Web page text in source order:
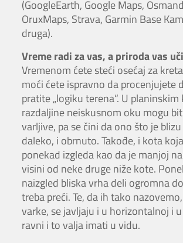
(GoogleEarth, Google Maps,
OruxMaps, Strava, Garmin Base
druga).
Vreme radi za vas, a priroda vas uči
Vremenom ćete steći osećaj za
moći ćete ispravno da procenjujete
pratite „logiku terena“. U
razdaljine neiskusnom oku mogu
varljive, pa se čini da ono što je
daleko, i obrnuto. Takođe, i kota
ponekad izgleda kao da je manjoj
visini od neke druge niže kote.
naizgled bliska vrha deli ogromna
treba preći. Te, da ih tako
varke, se javljaju i u horizontalnoj i
ravni i to valja imati u vidu.